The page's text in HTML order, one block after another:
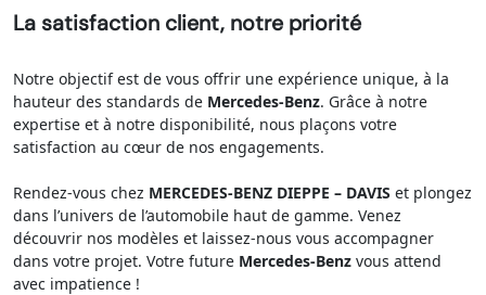
La satisfaction client, notre priorité
Notre objectif est de vous offrir une expérience unique, à la
hauteur des standards de Mercedes-Benz. Grâce à notre
expertise et à notre disponibilité, nous plaçons votre
satisfaction au cœur de nos engagements.
Rendez-vous chez MERCEDES-BENZ DIEPPE – DAVIS et plongez
dans l’univers de l’automobile haut de gamme. Venez
découvrir nos modèles et laissez-nous vous accompagner
dans votre projet. Votre future Mercedes-Benz vous attend
avec impatience !